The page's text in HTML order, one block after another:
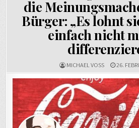
die
Bürger: „Es lohnt
einfach nicht
MICHAEL VOSS 26.